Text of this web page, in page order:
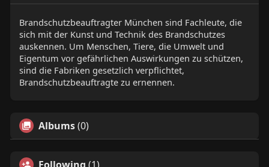
Brandschutzbeauftragter München sind Fachleute, die
sich mit der Kunst und Technik des Brandschutzes
auskennen. Um Menschen, Tiere, die Umwelt und
Eigentum vor gefährlichen Auswirkungen zu schützen,
sind die Fabriken gesetzlich verpflichtet,
Brandschutzbeauftragte zu ernennen.
Albums(0)